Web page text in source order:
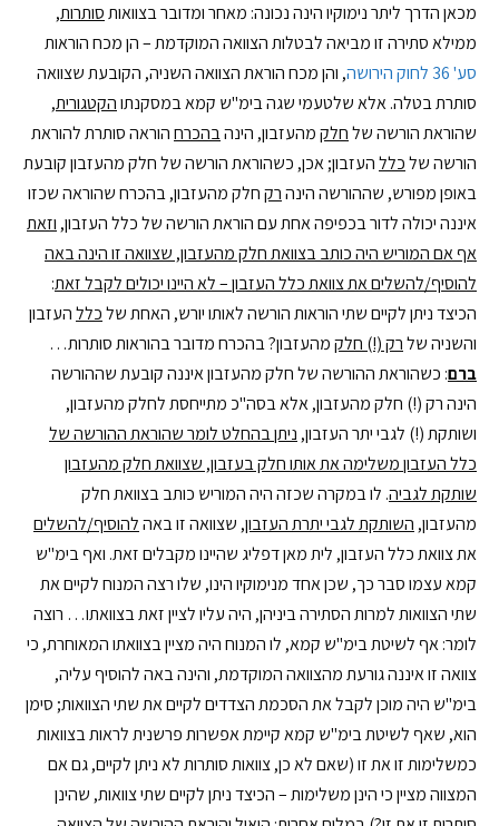
מכאן הדרך ליתר נימוקיו הינה נכונה: מאחר ומדובר בצוואותסותרות,
ממילא סתירה זו מביאה לבטלות הצוואה המוקדמת – הן מכח הוראות
סע' 36 לחוק הירושה
, והן מכח הוראת הצוואה השניה, הקובעת שצוואה
סותרת בטלה. אלא שלטעמי שגה בימ"ש קמא במסקנתוהקטגורית,
שהוראת הורשה שלחלקמהעזבון, הינהבהכרחהוראה סותרת להוראת
הורשה שלכללהעזבון; אכן, כשהוראת הורשה של חלק מהעזבון קובעת
באופן מפורש, שההורשה הינהרקחלק מהעזבון, בהכרח שהוראה שכזו
איננה יכולה לדור בכפיפה אחת עם הוראת הורשה של כלל העזבון, וזאת
אף אם המוריש היה כותב בצוואת חלק מהעזבון, שצוואה זו הינה באה
להוסיף/להשלים את צוואת כלל העזבון – לא היינו יכולים לקבל זאת:
הכיצד ניתן לקיים שתי הוראות הורשה לאותו יורש, האחת שלכללהעזבון
והשניה שלרק (!) חלקמהעזבון? בהכרח מדובר בהוראות סותרות…
ברם: כשהוראת ההורשה של חלק מהעזבון איננה קובעת שההורשה
הינה רק (!) חלק מהעזבון, אלא בסה"כ מתייחסת לחלק מהעזבון,
ושותקת (!) לגבי יתר העזבון, ניתן בהחלט לומר שהוראת ההורשה של
כלל העזבון משלימה את אותו חלק בעזבון, שצוואת חלק מהעזבון
שותקת לגביה. לו במקרה שכזה היה המוריש כותב בצוואת חלק
מהעזבון, השותקת לגבי יתרת העזבון, שצוואה זו באהלהוסיף/להשלים
את צוואת כלל העזבון, לית מאן דפליג שהיינו מקבלים זאת. ואף בימ"ש
קמא עצמו סבר כך, שכן אחד מנימוקיו הינו, שלו רצה המנוח לקיים את
שתי הצוואות למרות הסתירה ביניהן, היה עליו לציין זאת בצוואתו… רוצה
לומר: אף לשיטת בימ"ש קמא, לו המנוח היה מציין בצוואתו המאוחרת, כי
צוואה זו איננה גורעת מהצוואה המוקדמת, והינה באה להוסיף עליה,
בימ"ש היה מוכן לקבל את הסכמת הצדדים לקיים את שתי הצוואות; סימן
הוא, שאף לשיטת בימ"ש קמא קיימת אפשרות פרשנית לראות בצוואות
כמשלימות זו את זו (שאם לא כן, צוואות סותרות לא ניתן לקיים, גם אם
המצווה מציין כי הינן משלימות – הכיצד ניתן לקיים שתי צוואות, שהינן